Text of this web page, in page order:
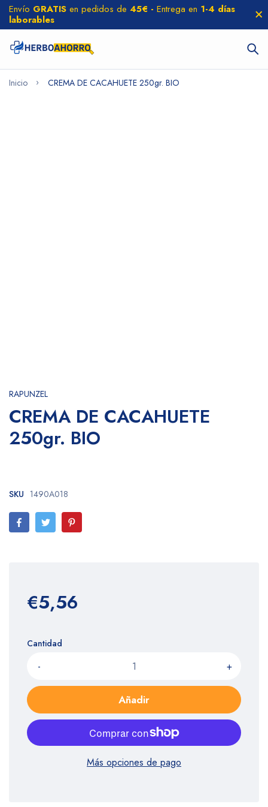
Envío GRATIS en pedidos de 45€ - Entrega en 1-4 días
laborables
Inicio CREMA DE CACAHUETE 250gr. BIO
RAPUNZEL
CREMA DE CACAHUETE
250gr. BIO
SKU 1490A018
€5,56
Cantidad
- +
Añadir
Más opciones de pago